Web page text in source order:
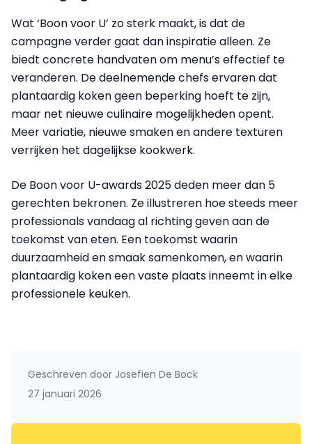
Wat ‘Boon voor U’ zo sterk maakt, is dat de
campagne verder gaat dan inspiratie alleen. Ze
biedt concrete handvaten om menu’s effectief te
veranderen. De deelnemende chefs ervaren dat
plantaardig koken geen beperking hoeft te zijn,
maar net nieuwe culinaire mogelijkheden opent.
Meer variatie, nieuwe smaken en andere texturen
verrijken het dagelijkse kookwerk.
De Boon voor U-awards 2025 deden meer dan 5
gerechten bekronen. Ze illustreren hoe steeds meer
professionals vandaag al richting geven aan de
toekomst van eten. Een toekomst waarin
duurzaamheid en smaak samenkomen, en waarin
plantaardig koken een vaste plaats inneemt in elke
professionele keuken.
Geschreven door Josefien De Bock
27 januari 2026